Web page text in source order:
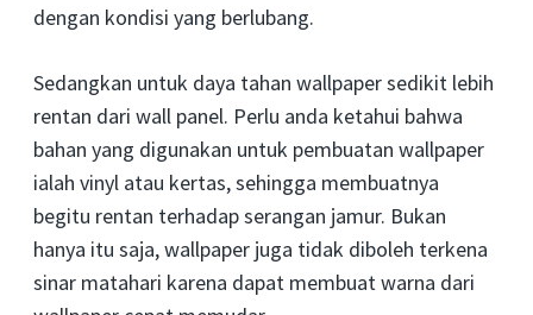
dengan kondisi yang berlubang.
Sedangkan untuk daya tahan wallpaper sedikit lebih
rentan dari wall panel. Perlu anda ketahui bahwa
bahan yang digunakan untuk pembuatan wallpaper
ialah vinyl atau kertas, sehingga membuatnya
begitu rentan terhadap serangan jamur. Bukan
hanya itu saja, wallpaper juga tidak diboleh terkena
sinar matahari karena dapat membuat warna dari